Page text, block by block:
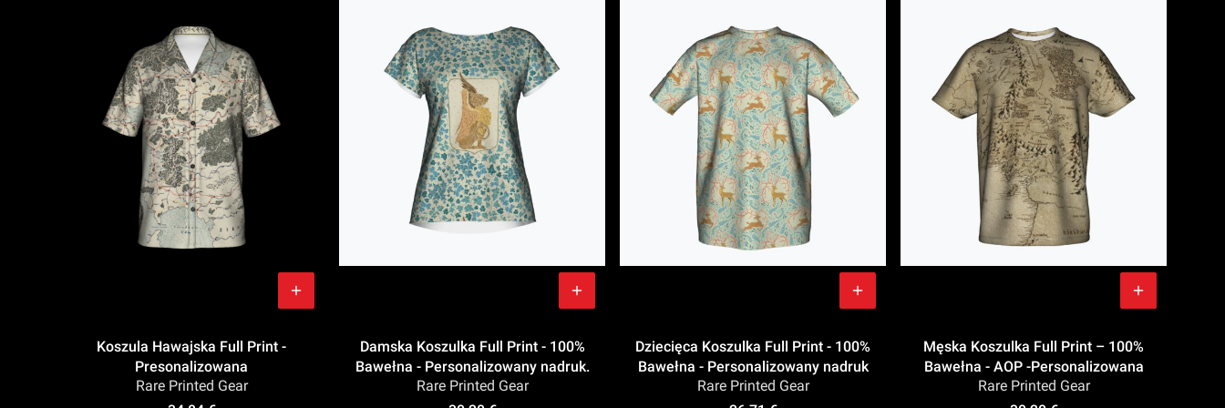
Koszula Hawajska Full Print -
Presonalizowana
Rare Printed Gear
Damska Koszulka Full Print - 100%
Bawełna - Personalizowany nadruk.
Rare Printed Gear
Dziecięca Koszulka Full Print - 100%
Bawełna - Personalizowany nadruk
Rare Printed Gear
Męska Koszulka Full Print – 100%
Bawełna - AOP -Personalizowana
Rare Printed Gear